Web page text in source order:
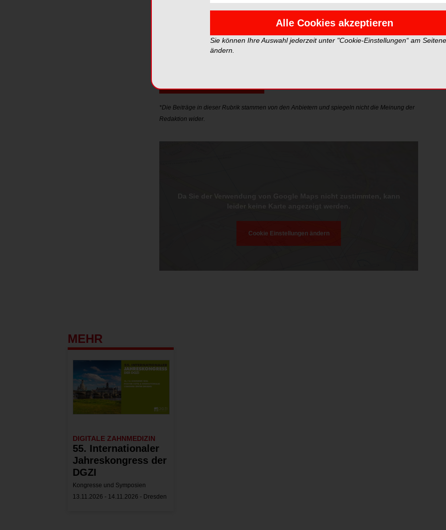
Telefon: +41 565 4151
sonja.mumenthaler@orfoundation.org
*Die Beiträge in dieser Rubrik stammen von den Anbietern und spiegeln nicht die Meinung der
Redaktion wider.
Da Sie der Verwendung von Google Maps nicht zustimmten, kann
leider keine Karte angezeigt werden.
Cookie Einstellungen ändern
MEHR
DIGITALE ZAHNMEDIZIN
55. Internationaler
Jahreskongress der
DGZI
Kongresse und Symposien
13.11.2026 - 14.11.2026 - Dresden
Alle Cookies akzeptieren
Sie können Ihre Auswahl jederzeit unter "Cookie-Einstellungen“ am
ändern.